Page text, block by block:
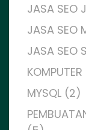
JASA SEO
JASA SEO
JASA SEO
MYSQL (2)